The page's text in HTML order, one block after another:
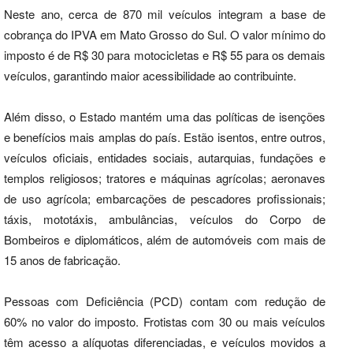
Neste ano, cerca de 870 mil veículos integram a base de
cobrança do IPVA em Mato Grosso do Sul. O valor mínimo do
imposto é de R$ 30 para motocicletas e R$ 55 para os demais
veículos, garantindo maior acessibilidade ao contribuinte.
Além disso, o Estado mantém uma das políticas de isenções
e benefícios mais amplas do país. Estão isentos, entre outros,
veículos oficiais, entidades sociais, autarquias, fundações e
templos religiosos; tratores e máquinas agrícolas; aeronaves
de uso agrícola; embarcações de pescadores profissionais;
táxis, mototáxis, ambulâncias, veículos do Corpo de
Bombeiros e diplomáticos, além de automóveis com mais de
15 anos de fabricação.
Pessoas com Deficiência (PCD) contam com redução de
60% no valor do imposto. Frotistas com 30 ou mais veículos
têm acesso a alíquotas diferenciadas, e veículos movidos a